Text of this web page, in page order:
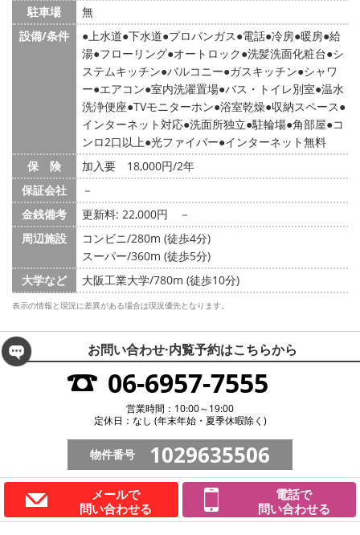
駐車場
無
設備/条件
上水道 下水道 プロパンガス 電話 冷房 暖房 給
湯 フローリング オートロック 洗髪洗面化粧台 シ
ステムキッチン バルコニー ガスキッチン シャワ
ー エアコン 室内洗濯置場 バス・トイレ別室 温水
洗浄便座 TVモニターホン 浴室乾燥 収納スペース
インターネット対応 洗面所独立 駐輪場 角部屋 コ
ンロ2口以上 光ファイバー インターネット無料
保 険
加入要 18,000円/2年
保証会社
－
金銭備考
更新料: 22,000円
－
周辺施設
コンビニ/280m (徒歩4分)
スーパー/360m (徒歩5分)
大学など
大阪工業大学/780m (徒歩10分)
表示の情報と現況に差異がある場合は現況優先となります。
お問い合わせ·内覧予約はこちらから
06-6957-7555
営業時間：10:00～19:00
定休日：なし (年末年始・夏季休暇除く)
物件番号 1029635506
メールで
問い合わせる
電話で
問い合わせる